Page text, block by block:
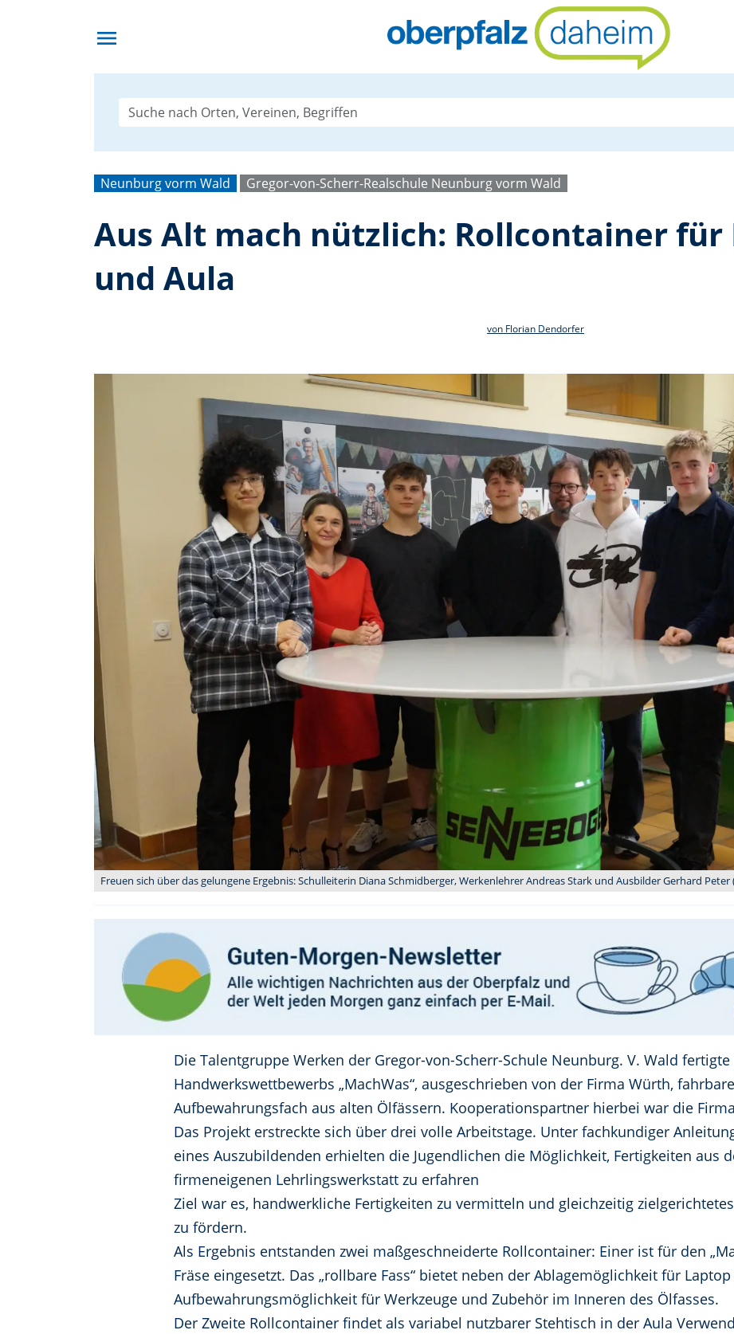
menu Aus Alt
Neunburg vorm Wald Gregor-von-Scherr-Realschule Neunburg vorm Wald
Aus Alt mach nützlich: Rollcontainer für
und Aula
von Florian Dendorfer
Freuen sich über das gelungene Ergebnis: Schulleiterin Diana Schmidberger, Werkenlehrer Andreas Stark und Ausbilder Gerhard
Die Talentgruppe Werken der Gregor-von-Scherr-Schule Neunburg. V. Wald
Handwerkswettbewerbs „MachWas“, ausgeschrieben von der Firma Würth,
Aufbewahrungsfach aus alten Ölfässern. Kooperationspartner hierbei war die
Das Projekt erstreckte sich über drei volle Arbeitstage. Unter fachkundiger
eines Auszubildenden erhielten die Jugendlichen die Möglichkeit, Fertigkeiten aus
firmeneigenen Lehrlingswerkstatt zu erfahren
Ziel war es, handwerkliche Fertigkeiten zu vermitteln und gleichzeitig
zu fördern.
Als Ergebnis entstanden zwei maßgeschneiderte Rollcontainer: Einer ist für den
Fräse eingesetzt. Das „rollbare Fass“ bietet neben der Ablagemöglichkeit für
Aufbewahrungsmöglichkeit für Werkzeuge und Zubehör im Inneren des Ölfasses.
Der Zweite Rollcontainer findet als variabel nutzbarer Stehtisch in der Aula